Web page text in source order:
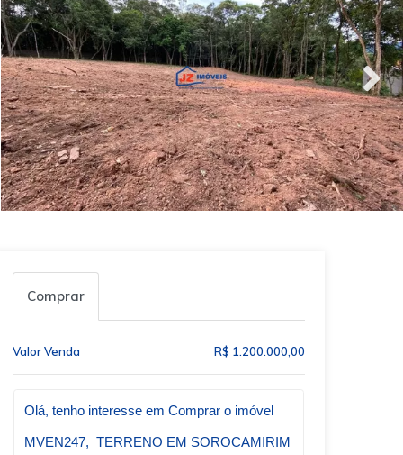
Comprar
Valor Venda R$ 1.200.000,00